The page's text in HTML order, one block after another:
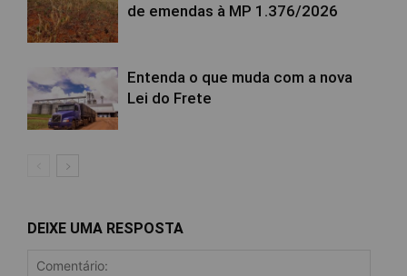
de emendas à MP 1.376/2026
Entenda o que muda com a nova
Lei do Frete
DEIXE UMA RESPOSTA